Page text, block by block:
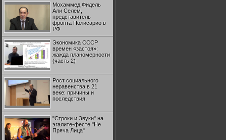
Мохаммед Фидель
Али Селем,
представитель
фронта Полисарио в
РФ
Экономика СССР
времен «застоя»:
жажда планомерности
(часть 2)
Рост социального
неравенства в 21
веке: причины и
последствия
"Строки и Звуки" на
эгалите-фесте "Не
Пряча Лица"